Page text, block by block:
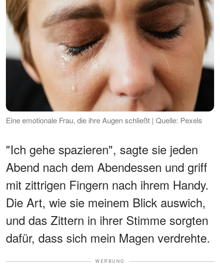
Eine emotionale Frau, die ihre Augen schließt | Quelle: Pexels
"Ich gehe spazieren", sagte sie jeden
Abend nach dem Abendessen und griff
mit zittrigen Fingern nach ihrem Handy.
Die Art, wie sie meinem Blick auswich,
und das Zittern in ihrer Stimme sorgten
dafür, dass sich mein Magen verdrehte.
WERBUNG